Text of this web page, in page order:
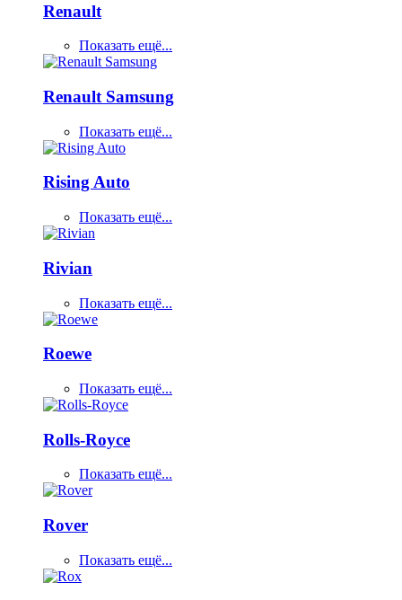
Renault
Показать ещё...
Renault Samsung
Показать ещё...
Rising Auto
Показать ещё...
Rivian
Показать ещё...
Roewe
Показать ещё...
Rolls-Royce
Показать ещё...
Rover
Показать ещё...